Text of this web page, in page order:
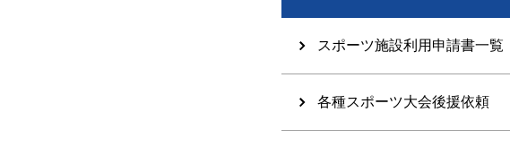
スポーツ施設利用申請書一覧
各種スポーツ大会後援依頼